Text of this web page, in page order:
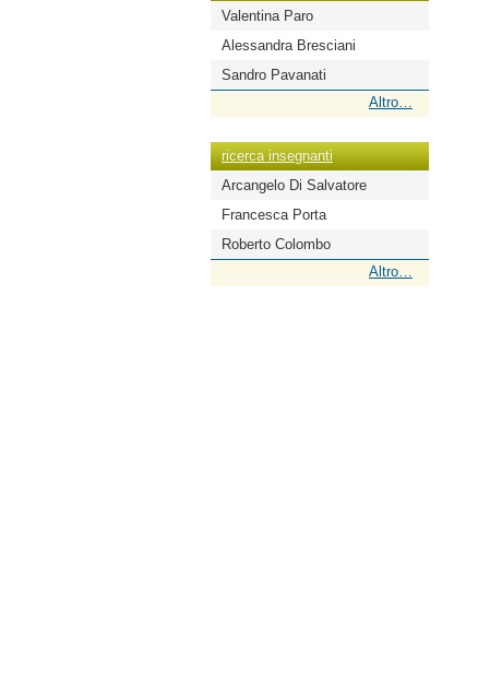
Valentina Paro
Alessandra Bresciani
Sandro Pavanati
operatori
-
Altro…
ricerca insegnanti
Arcangelo Di Salvatore
Francesca Porta
Roberto Colombo
insegnanti
Altro…